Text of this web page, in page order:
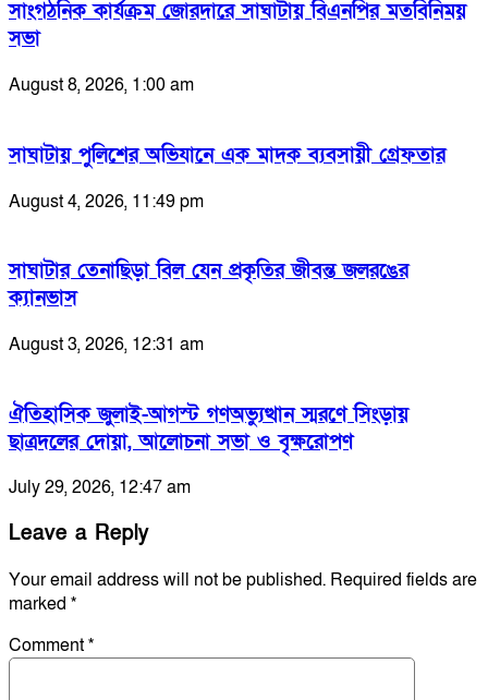
সাংগঠনিক কার্যক্রম জোরদারে সাঘাটায় বিএনপির মতবিনিময়
সভা
August 8, 2026, 1:00 am
সাঘাটায় পুলিশের অভিযানে এক মাদক ব্যবসায়ী গ্রেফতার
August 4, 2026, 11:49 pm
সাঘাটার তেনাছিড়া বিল যেন প্রকৃতির জীবন্ত জলরঙের
ক্যানভাস
August 3, 2026, 12:31 am
ঐতিহাসিক জুলাই-আগস্ট গণঅভ্যুত্থান স্মরণে সিংড়ায়
ছাত্রদলের দোয়া, আলোচনা সভা ও বৃক্ষরোপণ
July 29, 2026, 12:47 am
Leave a Reply
Your email address will not be published. Required fields are
marked *
Comment*